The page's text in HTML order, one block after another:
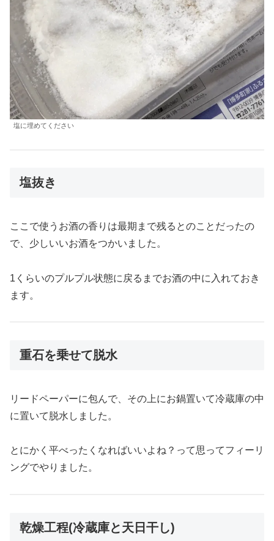
塩に埋めてください
塩抜き
ここで使うお酒の香りは最期まで残るとのことだったの
で、少しいいお酒をつかいました。
1くらいのプルプル状態に戻るまでお酒の中に入れておき
ます。
重石を乗せて脱水
リードペーパーに包んで、その上にお鍋置いて冷蔵庫の中
に置いて脱水しました。
とにかく平べったくなればいいよね？って思ってフィーリ
ングでやりました。
乾燥工程(冷蔵庫と天日干し)